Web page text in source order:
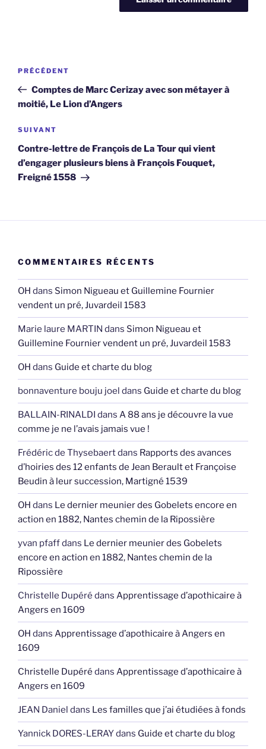
Navigation
l’article
Article
précédent
PRÉCÉDENT
Comptes de Marc Cerizay avec son métayer à
moitié, Le Lion d’Angers
Article
suivant
SUIVANT
Contre-lettre de François de La Tour qui vient
d’engager plusieurs biens à François Fouquet,
Freigné 1558
COMMENTAIRES RÉCENTS
OH dans Simon Nigueau et Guillemine Fournier
vendent un pré, Juvardeil 1583
Marie laure MARTIN dans Simon Nigueau et
Guillemine Fournier vendent un pré, Juvardeil 1583
OH dans Guide et charte du blog
bonnaventure bouju joel dans Guide et charte du blog
BALLAIN-RINALDI dans A 88 ans je découvre la vue
comme je ne l’avais jamais vue !
Frédéric de Thysebaertdans Rapports des avances
d’hoiries des 12 enfants de Jean Berault et Françoise
Beudin à leur succession, Martigné 1539
OH dans Le dernier meunier des Gobelets encore en
action en 1882, Nantes chemin de la Ripossière
yvan pfaffdans Le dernier meunier des Gobelets
encore en action en 1882, Nantes chemin de la
Ripossière
Christelle Dupéré dans Apprentissage d’apothicaire à
Angers en 1609
OH dans Apprentissage d’apothicaire à Angers en
1609
Christelle Dupéré dans Apprentissage d’apothicaire à
Angers en 1609
JEAN Daniel dans Les familles que j’ai étudiées à fonds
Yannick DORES-LERAYdans Guide et charte du blog